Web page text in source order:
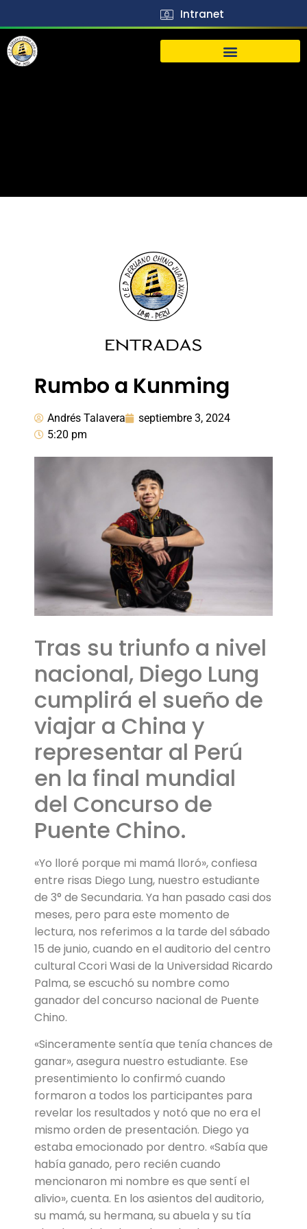
Intranet
ENTRADAS
Rumbo a Kunming
Andrés Talavera
septiembre 3, 2024
5:20 pm
Tras su triunfo a nivel
nacional, Diego Lung
cumplirá el sueño de
viajar a China y
representar al Perú
en la final mundial
del Concurso de
Puente Chino.
«Yo lloré porque mi mamá lloró», confiesa
entre risas Diego Lung, nuestro estudiante
de 3° de Secundaria. Ya han pasado casi dos
meses, pero para este momento de
lectura, nos referimos a la tarde del sábado
15 de junio, cuando en el auditorio del centro
cultural Ccori Wasi de la Universidad Ricardo
Palma, se escuchó su nombre como
ganador del concurso nacional de Puente
Chino.
«Sinceramente sentía que tenía chances de
ganar», asegura nuestro estudiante. Ese
presentimiento lo confirmó cuando
formaron a todos los participantes para
revelar los resultados y notó que no era el
mismo orden de presentación. Diego ya
estaba emocionado por dentro. «Sabía que
había ganado, pero recién cuando
mencionaron mi nombre es que sentí el
alivio», cuenta. En los asientos del auditorio,
su mamá, su hermana, su abuela y su tía